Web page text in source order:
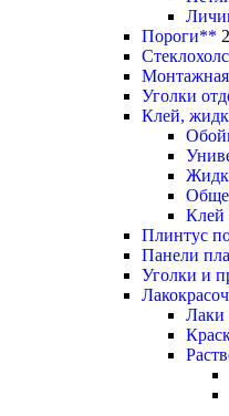
Пороги** 2
Уголки
Клей,
Плинтус
Панели
Уголки и
Лаки